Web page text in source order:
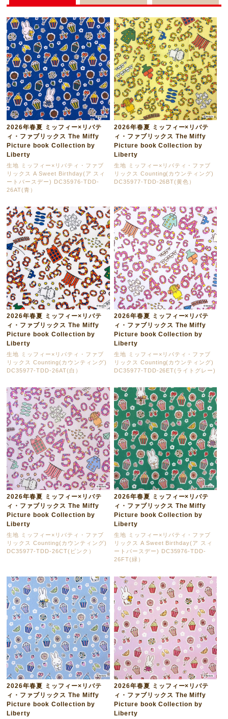
2026年春夏 ミッフィー×リバテ
ィ・ファブリックス The Miffy
Picture book Collection by
Liberty
生地 ミッフィー×リバティ・ファブ
リックス A Sweet Birthday(ア スィ
ートバースデー) DC35976-TDD-
26AT(青）
2026年春夏 ミッフィー×リバテ
ィ・ファブリックス The Miffy
Picture book Collection by
Liberty
生地 ミッフィー×リバティ・ファブ
リックス Counting(カウンティング)
DC35977-TDD-26BT(黄色）
2026年春夏 ミッフィー×リバテ
ィ・ファブリックス The Miffy
Picture book Collection by
Liberty
生地 ミッフィー×リバティ・ファブ
リックス Counting(カウンティング)
DC35977-TDD-26AT(白）
2026年春夏 ミッフィー×リバテ
ィ・ファブリックス The Miffy
Picture book Collection by
Liberty
生地 ミッフィー×リバティ・ファブ
リックス Counting(カウンティング)
DC35977-TDD-26ET(ライトグレー)
2026年春夏 ミッフィー×リバテ
ィ・ファブリックス The Miffy
Picture book Collection by
Liberty
生地 ミッフィー×リバティ・ファブ
リックス Counting(カウンティング)
DC35977-TDD-26CT(ピンク）
2026年春夏 ミッフィー×リバテ
ィ・ファブリックス The Miffy
Picture book Collection by
Liberty
生地 ミッフィー×リバティ・ファブ
リックス A Sweet Birthday(ア スィ
ートバースデー) DC35976-TDD-
26FT(緑）
2026年春夏 ミッフィー×リバテ
ィ・ファブリックス The Miffy
Picture book Collection by
Liberty
2026年春夏 ミッフィー×リバテ
ィ・ファブリックス The Miffy
Picture book Collection by
Liberty